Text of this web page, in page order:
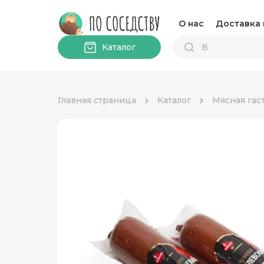
О нас Доставка
Каталог
Главная страница Каталог Мясная